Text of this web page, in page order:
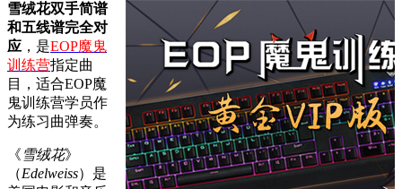
雪绒花双手简谱
和五线谱完全对
应 ，是EOP魔鬼
训练营指定曲
目，适合EOP魔
鬼训练营学员作
为练习曲弹奏。
《 雪绒花》
（Edelweiss）是